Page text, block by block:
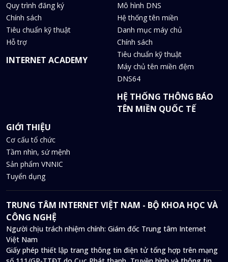
Quy trình đăng ký
Chính sách
Tiêu chuẩn kỹ thuật
Hỗ trợ
INTERNET ACADEMY
Mô hình DNS
Hệ thống tên miền
Danh mục máy chủ
Chính sách
Tiêu chuẩn kỹ thuật
Máy chủ tên miền đệm
DNS64
HỆ THỐNG THÔNG BÁO
TÊN MIỀN QUỐC TẾ
GIỚI THIỆU
Cơ cấu tổ chức
Tầm nhìn, sứ mệnh
Sản phẩm VNNIC
Tuyển dụng
TRUNG TÂM INTERNET VIỆT NAM - BỘ KHOA HỌC VÀ
CÔNG NGHỆ
Người chịu trách nhiệm chính: Giám đốc Trung tâm Internet
Việt Nam
Giấy phép thiết lập trang thông tin điện tử tổng hợp trên mạng